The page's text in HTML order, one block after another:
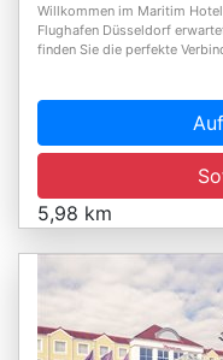
Willkommen im Maritim
Flughafen Düsseldorf
finden Sie die perfekte
5,98 km